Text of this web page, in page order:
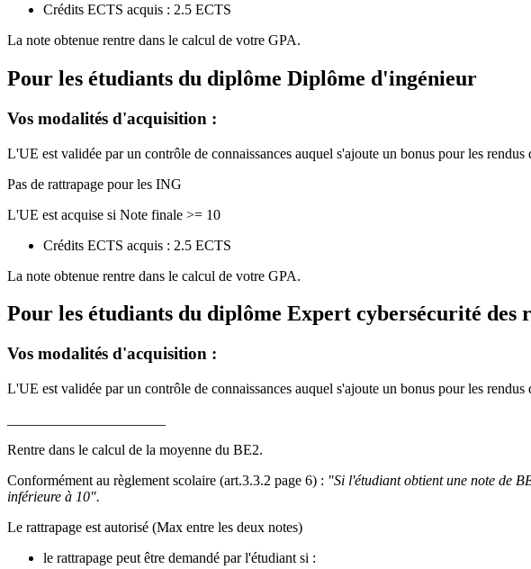
Crédits ECTS acquis : 2.5 ECTS
La note obtenue rentre dans le calcul de votre GPA.
Pour les étudiants du diplôme Diplôme d'ingénieur
Vos modalités d'acquisition :
L'UE est validée par un contrôle de connaissances auquel s'ajoute un bonus pour les rendus
Pas de rattrapage pour les ING
L'UE est acquise si Note finale >= 10
Crédits ECTS acquis : 2.5 ECTS
La note obtenue rentre dans le calcul de votre GPA.
Pour les étudiants du diplôme Expert cybersécurité des
Vos modalités d'acquisition :
L'UE est validée par un contrôle de connaissances auquel s'ajoute un bonus pour les rendus
Rentre dans le calcul de la moyenne du BE2.
Conformément au règlement scolaire (art.3.3.2 page 6) : "Si l'étudiant obtient une note de
inférieure à 10".
Le rattrapage est autorisé (Max entre les deux notes)
le rattrapage peut être demandé par l'étudiant si :